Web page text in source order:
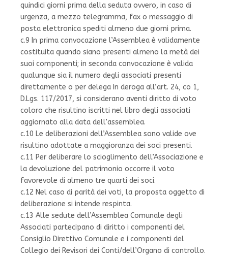
quindici giorni prima della seduta ovvero, in caso di
urgenza, a mezzo telegramma, fax o messaggio di
posta elettronica spediti almeno due giorni prima.
c.9 In prima convocazione l’Assemblea è validamente
costituita quando siano presenti almeno la metà dei
suoi componenti; in seconda convocazione è valida
qualunque sia il numero degli associati presenti
direttamente o per delega In deroga all’art. 24, co 1,
D.Lgs. 117/2017, si considerano aventi diritto di voto
coloro che risultino iscritti nel libro degli associati
aggiornato alla data dell’assemblea.
c.10 Le deliberazioni dell’Assemblea sono valide ove
risultino adottate a maggioranza dei soci presenti.
c.11 Per deliberare lo scioglimento dell’Associazione e
la devoluzione del patrimonio occorre il voto
favorevole di almeno tre quarti dei soci.
c.12 Nel caso di parità dei voti, la proposta oggetto di
deliberazione si intende respinta.
c.13 Alle sedute dell’Assemblea Comunale degli
Associati partecipano di diritto i componenti del
Consiglio Direttivo Comunale e i componenti del
Collegio dei Revisori dei Conti/dell’Organo di controllo.